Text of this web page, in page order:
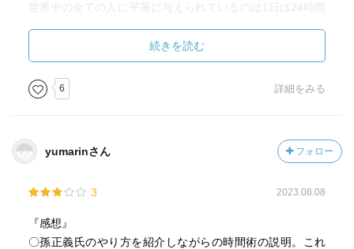
世界中の全ての人に平等に与えられているのは1日は24時間
すなわち無駄を削ぎ落とし、「時間」をいかに100%有効活
用するか。
点を持ち計画を立てタスクに落とし込む。
こなす（リフレッシュや家族との時間も含め）。
そりゃ、差がつくのも当たり前。
続きを読む
6 詳細をみる
yumarinさん フォロー
3 2023.08.08
『感想』
〇孫正義氏のやり方を紹介しながらの時間術の説明。これ